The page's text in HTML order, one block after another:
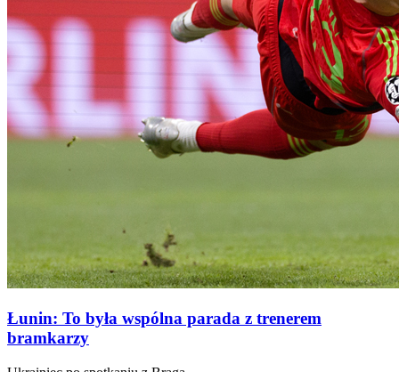
Łunin: To była wspólna parada z trenerem
bramkarzy